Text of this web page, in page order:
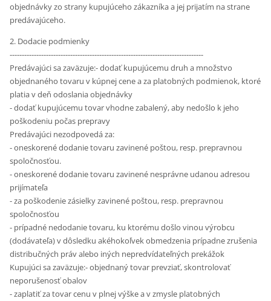
objednávky zo strany kupujúceho zákazníka a jej prijatím na strane
predávajúceho.
2. Dodacie podmienky
--------------------------------------------------------------------------------
Predávajúci sa zaväzuje:- dodať kupujúcemu druh a množstvo
objednaného tovaru v kúpnej cene a za platobných podmienok, ktoré
platia v deň odoslania objednávky
- dodať kupujúcemu tovar vhodne zabalený, aby nedošlo k jeho
poškodeniu počas prepravy
Predávajúci nezodpovedá za:
- oneskorené dodanie tovaru zavinené poštou, resp. prepravnou
spoločnosťou.
- oneskorené dodanie tovaru zavinené nesprávne udanou adresou
prijímateľa
- za poškodenie zásielky zavinené poštou, resp. prepravnou
spoločnosťou
- prípadné nedodanie tovaru, ku ktorému došlo vinou výrobcu
(dodávateľa) v dôsledku akéhokoľvek obmedzenia prípadne zrušenia
distribučných práv alebo iných nepredvídateľných prekážok
Kupujúci sa zaväzuje:- objednaný tovar prevziať, skontrolovať
neporušenosť obalov
- zaplatiť za tovar cenu v plnej výške a v zmysle platobných